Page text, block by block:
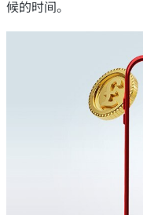
候的时间。